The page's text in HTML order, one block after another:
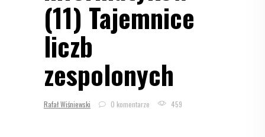
(11) Tajemnice
liczb
zespolonych
Rafał Wiśniewski 0 komentarze 459